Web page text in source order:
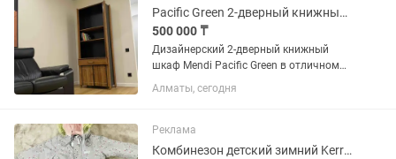
внутренний...
Pacific Green 2-дверный книжный шкаф коллекция Mendi / Vintage
500 000 ₸
Дизайнерский 2-дверный книжный
шкаф Mendi Pacific Green в отличном
состоянии / коллекционный предмет
интерьера Retail от 3500$ Размер
Коллекция: MENDI...
Алматы, сегодня
Реклама
Комбинезон детский зимний Kerry Финляндия